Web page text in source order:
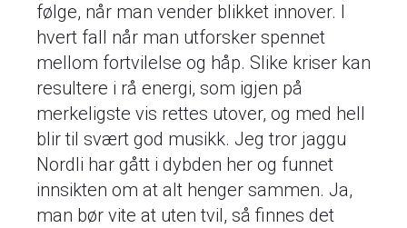
følge, når man vender blikket innover. I
hvert fall når man utforsker spennet
mellom fortvilelse og håp. Slike kriser kan
resultere i rå energi, som igjen på
merkeligste vis rettes utover, og med hell
blir til svært god musikk. Jeg tror jaggu
Nordli har gått i dybden her og funnet
innsikten om at alt henger sammen. Ja,
man bør vite at uten tvil, så finnes det